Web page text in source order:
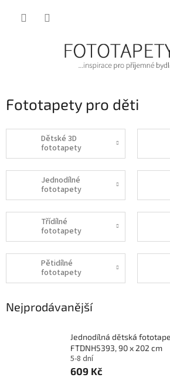
Fototapety pro děti
Dětské 3D
fototapety
Jednodílné
fototapety
Třídílné
fototapety
Pětidílné
fototapety
Nejprodávanější
Jednodílná dětská
FTDNH5393, 90 x 202 cm
5-8 dní
609 Kč